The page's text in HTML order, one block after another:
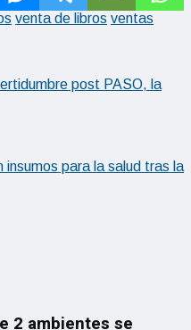
venta de libros ventas
post PASO, la
insumos para la salud tras la
2 ambientes se